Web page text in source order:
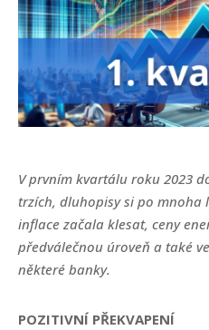
V prvním kvartálu roku 2023
trzích, dluhopisy si po mnoha
inflace začala klesat, ceny
předválečnou úroveň a také
některé banky.
POZITIVNÍ PŘEKVAPENÍ